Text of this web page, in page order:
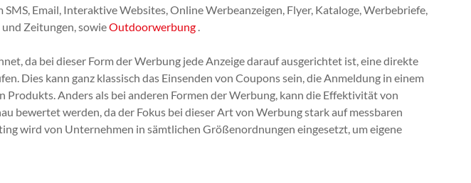
Email, Interaktive Websites, Online Werbeanzeigen, Flyer, Kataloge, Werbebriefe,
Zeitungen, sowieOutdoorwerbung .
da bei dieser Form der Werbung jede Anzeige darauf ausgerichtet ist, eine direkte
Dies kann ganz klassisch das Einsenden von Coupons sein, die Anmeldung in einem
Anders als bei anderen Formen der Werbung, kann die Effektivität von
bewertet werden, da der Fokus bei dieser Art von Werbung stark auf messbaren
wird von Unternehmen in sämtlichen Größenordnungen eingesetzt, um eigene